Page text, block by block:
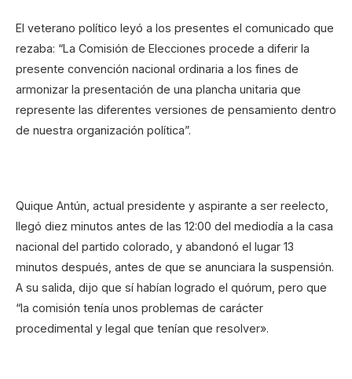
El veterano político leyó a los presentes el comunicado que
rezaba: “La Comisión de Elecciones procede a diferir la
presente convención nacional ordinaria a los fines de
armonizar la presentación de una plancha unitaria que
represente las diferentes versiones de pensamiento dentro
de nuestra organización política”.
Quique Antún, actual presidente y aspirante a ser reelecto,
llegó diez minutos antes de las 12:00 del mediodía a la casa
nacional del partido colorado, y abandonó el lugar 13
minutos después, antes de que se anunciara la suspensión.
A su salida, dijo que sí habían logrado el quórum, pero que
“la comisión tenía unos problemas de carácter
procedimental y legal que tenían que resolver».